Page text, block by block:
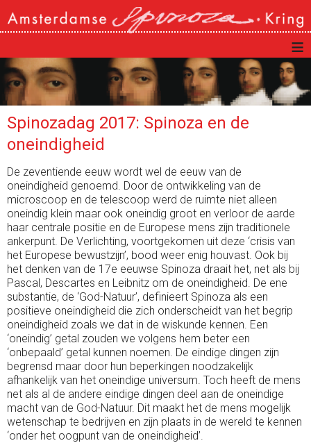
≡
Spinozadag 2017: Spinoza en de
oneindigheid
De zeventiende eeuw wordt wel de eeuw van de
oneindigheid genoemd. Door de ontwikkeling van de
microscoop en de telescoop werd de ruimte niet alleen
oneindig klein maar ook oneindig groot en verloor de aarde
haar centrale positie en de Europese mens zijn traditionele
ankerpunt. De Verlichting, voortgekomen uit deze ‘crisis van
het Europese bewustzijn’, bood weer enig houvast. Ook bij
het denken van de 17e eeuwse Spinoza draait het, net als bij
Pascal, Descartes en Leibnitz om de oneindigheid. De ene
substantie, de ‘God-Natuur’, definieert Spinoza als een
positieve oneindigheid die zich onderscheidt van het begrip
oneindigheid zoals we dat in de wiskunde kennen. Een
‘oneindig’ getal zouden we volgens hem beter een
‘onbepaald’ getal kunnen noemen. De eindige dingen zijn
begrensd maar door hun beperkingen noodzakelijk
afhankelijk van het oneindige universum. Toch heeft de mens
net als al de andere eindige dingen deel aan de oneindige
macht van de God-Natuur. Dit maakt het de mens mogelijk
wetenschap te bedrijven en zijn plaats in de wereld te kennen
‘onder het oogpunt van de oneindigheid’.